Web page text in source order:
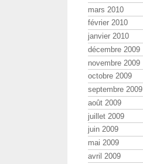
mars 2010
février 2010
janvier 2010
décembre 2009
novembre 2009
octobre 2009
septembre 2009
août 2009
juillet 2009
juin 2009
mai 2009
avril 2009